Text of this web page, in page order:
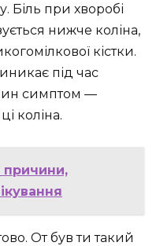
Біль при хворобі
нижче коліна,
кістки.
під час
симптом —
коліна.
причини,
От був ти такий